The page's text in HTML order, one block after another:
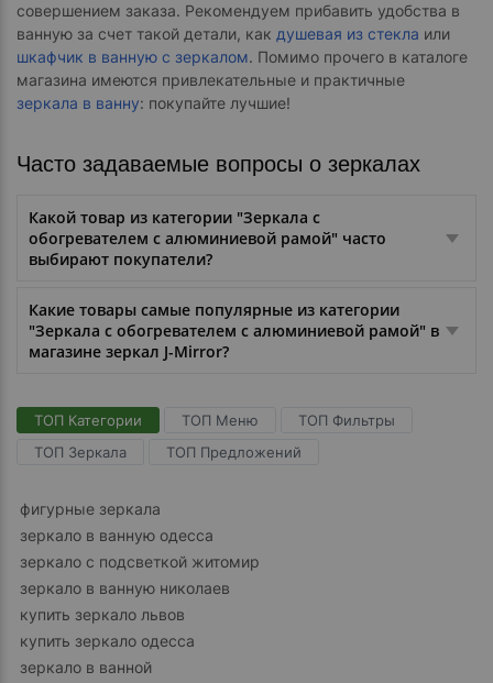
совершением заказа. Рекомендуем прибавить удобства в
ванную за счет такой детали, как душевая из стекла или
шкафчик в ванную с зеркалом. Помимо прочего в каталоге
магазина имеются привлекательные и практичные
зеркала в ванну: покупайте лучшие!
Часто задаваемые вопросы о зеркалах
Какой товар из категории "Зеркала с
обогревателем с алюминиевой рамой" часто
выбирают покупатели?
Какие товары самые популярные из категории
"Зеркала с обогревателем с алюминиевой рамой" в
магазине зеркал J-Mirror?
ТОП Категории ТОП Меню
ТОП Фильтры
ТОП Зеркала
ТОП Предложений
фигурные зеркала
зеркало в ванную одесса
зеркало с подсветкой житомир
зеркало в ванную николаев
купить зеркало львов
купить зеркало одесса
зеркало в ванной